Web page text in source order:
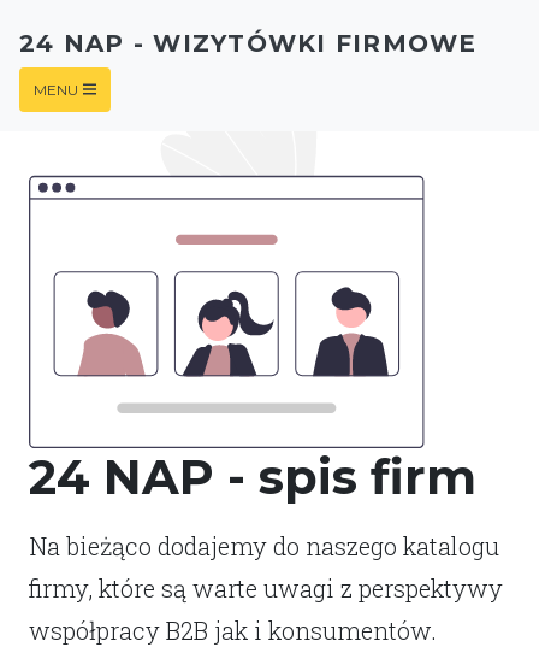
24 NAP - spis firm
Na bieżąco dodajemy do naszego katalogu
firmy, które są warte uwagi z perspektywy
współpracy B2B jak i konsumentów.
24 NAP - WIZYTÓWKI FIRMOWE
MENU